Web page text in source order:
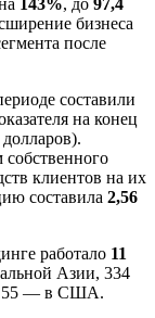
бизнеса
после
составили
на конец
клиентов на их
составила 2,56
работало 11
Азии, 334
55 — в США.